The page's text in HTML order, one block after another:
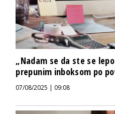
„Nadam se da ste se
prepunim inboksom po
07/08/2025 | 09:08